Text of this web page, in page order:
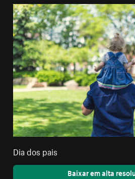
Dia dos pais
Baixar em alta